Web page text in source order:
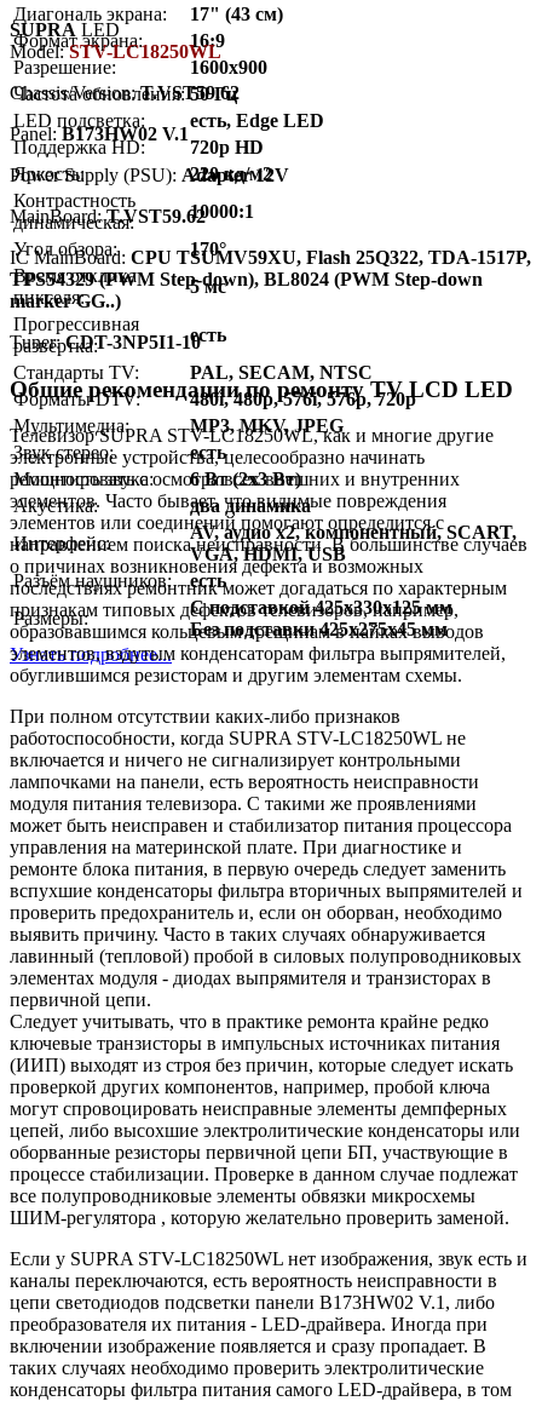
Диагональ экрана:
17" (43 см)
Формат экрана:
16:9
Разрешение:
1600x900
Частота обновления: 50 Гц
LED подсветка:
есть, Edge LED
Поддержка HD:
720p HD
Яркость:
220 кд/м2
Контрастность
динамическая:
10000:1
Угол обзора:
170°
Время отклика
пикселя:
5 мс
Прогрессивная
развёртка:
есть
Стандарты TV:
PAL, SECAM, NTSC
Форматы DTV:
480i, 480p, 576i, 576p, 720p
Мультимедиа:
MP3, MKV, JPEG
Звук стерео:
есть
Мощность звука:
6 Вт (2x3 Вт)
Акустика:
два динамика
Интерфейс:
AV, аудио x2, компонентный, SCART,
VGA, HDMI, USB
Разъём наушников:
есть
Размеры:
C подставкой 425x330x125 мм
Без подставки 425x275x45 мм
Узнать подробнее...
SUPRA LED
Model:STV-LC18250WL
Chassis/Version:T.VST59.62
Panel:B173HW02 V.1
Power Supply (PSU): Adapter 12V
MainBoard:T.VST59.62
IC MainBoard: CPU TSUMV59XU, Flash 25Q322, TDA-1517P,
TPS54329 (PWM Step-down), BL8024 (PWM Step-down
marker GG..)
Тuner:CDT-3NP5I1-10
Общие рекомендации по ремонту TV LCD LED
Телевизор SUPRA STV-LC18250WL, как и многие другие
электронные устройства, целесообразно начинать
ремонтировать с осмотра всех внешних и внутренних
элементов. Часто бывает, что видимые повреждения
элементов или соединений помогают определится с
направлением поиска неисправности. В большинстве случаев
о причинах возникновения дефекта и возможных
последствиях ремонтник может догадаться по характерным
признакам типовых дефектов телевизоров, например,
образовавшимся кольцевым трещинам в пайках выводов
элементов, вздутым конденсаторам фильтра выпрямителей,
обуглившимся резисторам и другим элементам схемы.
При полном отсутствии каких-либо признаков
работоспособности, когда SUPRA STV-LC18250WL не
включается и ничего не сигнализирует контрольными
лампочками на панели, есть вероятность неисправности
модуля питания телевизора. С такими же проявлениями
может быть неисправен и стабилизатор питания процессора
управления на материнской плате. При диагностике и
ремонте блока питания, в первую очередь следует заменить
вспухшие конденсаторы фильтра вторичных выпрямителей и
проверить предохранитель и, если он оборван, необходимо
выявить причину. Часто в таких случаях обнаруживается
лавинный (тепловой) пробой в силовых полупроводниковых
элементах модуля - диодах выпрямителя и транзисторах в
первичной цепи.
Следует учитывать, что в практике ремонта крайне редко
ключевые транзисторы в импульсных источниках питания
(ИИП) выходят из строя без причин, которые следует искать
проверкой других компонентов, например, пробой ключа
могут спровоцировать неисправные элементы демпферных
цепей, либо высохшие электролитические конденсаторы или
оборванные резисторы первичной цепи БП, участвующие в
процессе стабилизации. Проверке в данном случае подлежат
все полупроводниковые элементы обвязки микросхемы
ШИМ-регулятора , которую желательно проверить заменой.
Если у SUPRA STV-LC18250WL нет изображения, звук есть и
каналы переключаются, есть вероятность неисправности в
цепи светодиодов подсветки панели B173HW02 V.1, либо
преобразователя их питания - LED-драйвера. Иногда при
включении изображение появляется и сразу пропадает. В
таких случаях необходимо проверить электролитические
конденсаторы фильтра питания самого LED-драйвера, в том